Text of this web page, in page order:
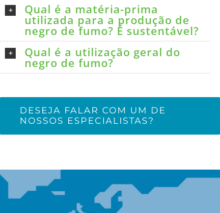
Qual é a matéria-prima
utilizada para a produção de
negro de fumo? É sustentável?
Qual é a utilização geral do
negro de fumo?
DESEJA FALAR COM UM DE
NOSSOS ESPECIALISTAS?